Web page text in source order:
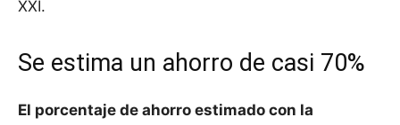
XXI.
Se estima un ahorro de casi 70%
El porcentaje de ahorro estimado con la